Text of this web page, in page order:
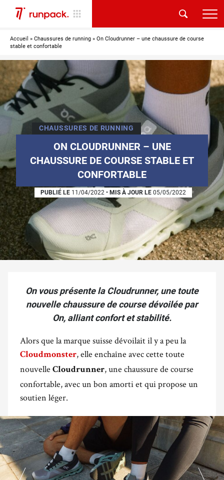
Accueil » Chaussures de running » On Cloudrunner – une chaussure de course
stable et confortable
CHAUSSURES DE RUNNING
ON CLOUDRUNNER – UNE
CHAUSSURE DE COURSE STABLE ET
CONFORTABLE
PUBLIÉ LE 11/04/2022 • MIS À JOUR LE 05/05/2022
On vous présente la Cloudrunner, une toute
nouvelle chaussure de course dévoilée par
On, alliant confort et stabilité.
Alors que la marque suisse dévoilait il y a peu la
Cloudmonster, elle enchaîne avec cette toute
nouvelle Cloudrunner, une chaussure de course
confortable, avec un bon amorti et qui propose un
soutien léger.